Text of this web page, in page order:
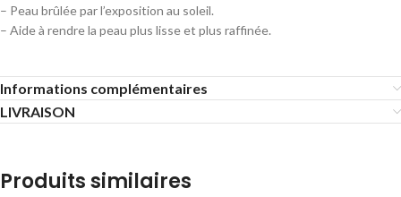
– Peau brûlée par l’exposition au soleil.
– Aide à rendre la peau plus lisse et plus raffinée.
Informations complémentaires
LIVRAISON
Produits similaires